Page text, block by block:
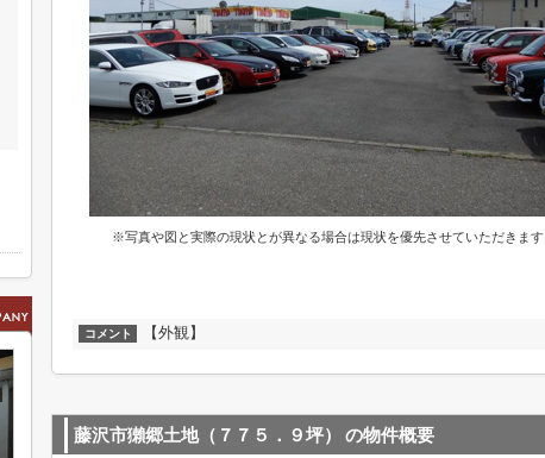
※写真や図と実際の現状とが異なる場合は現状を優先させていただきます
コメント 【外観】
藤沢市獺郷土地（７７５．９坪） の物件概要